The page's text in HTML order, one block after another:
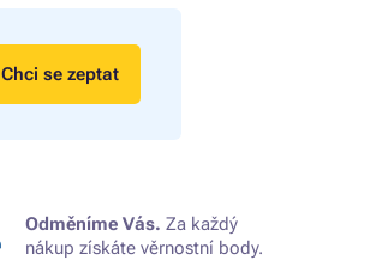
Chci se zeptat
Odměníme Vás. Za každý
nákup získáte věrnostní body.